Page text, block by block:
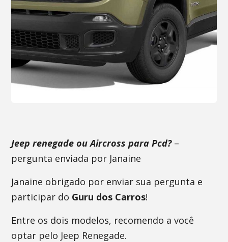
Jeep renegade ou Aircross para Pcd?–
pergunta enviada por Janaine
Janaine obrigado por enviar sua pergunta e
participar do Guru dos Carros!
Entre os dois modelos, recomendo a você
optar pelo Jeep Renegade.